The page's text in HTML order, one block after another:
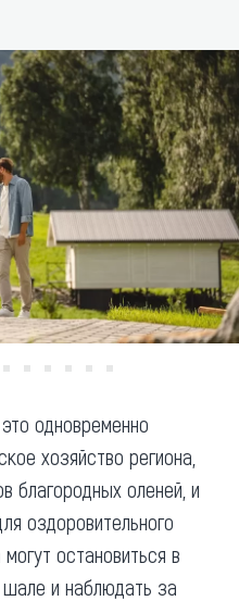
одновременно
хозяйство региона,
благородных оленей, и
оздоровительного
остановиться в
и наблюдать за